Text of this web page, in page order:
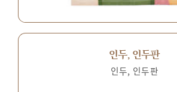
인두, 인두판
인두, 인두판